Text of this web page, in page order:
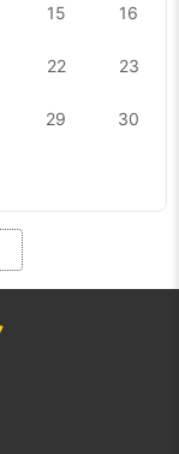
15 16
22 23
29 30